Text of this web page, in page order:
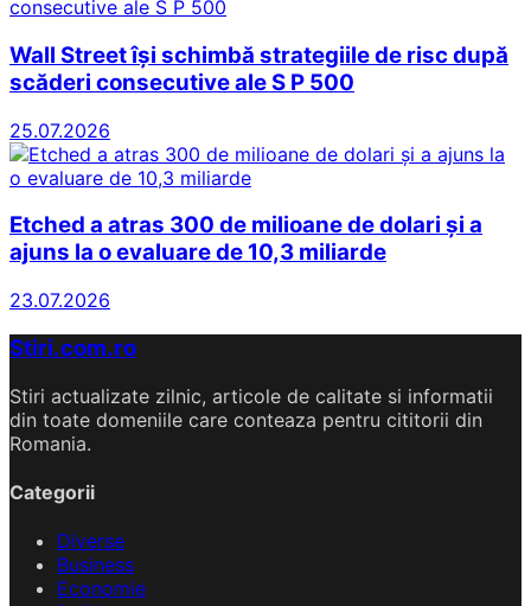
Wall Street își schimbă strategiile de risc după
scăderi consecutive ale S P 500
25.07.2026
Etched a atras 300 de milioane de dolari și a
ajuns la o evaluare de 10,3 miliarde
23.07.2026
Stiri.com.ro
Stiri actualizate zilnic, articole de calitate si informatii
din toate domeniile care conteaza pentru cititorii din
Romania.
Categorii
Diverse
Business
Economie